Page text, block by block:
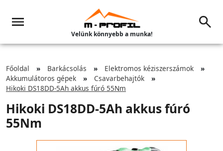
Velünk könnyebb a munka!
Főoldal Barkácsolás
Elektromos kéziszerszámok
Akkumulátoros gépek
Csavarbehajtók
Hikoki DS18DD-5Ah akkus fúró 55Nm
Hikoki DS18DD-5Ah akkus fúró
55Nm